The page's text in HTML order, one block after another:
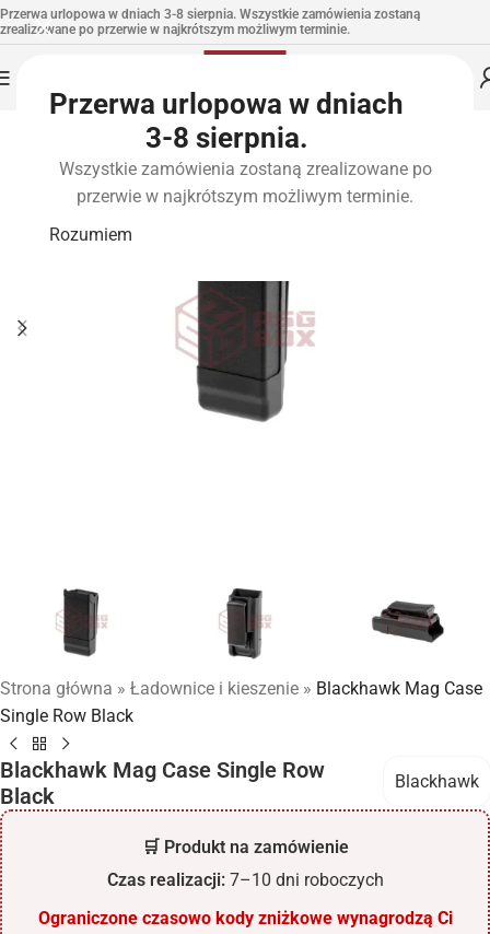
Przerwa urlopowa w dniach
3-8 sierpnia.
Wszystkie zamówienia zostaną zrealizowane po
przerwie w najkrótszym możliwym terminie.
Rozumiem
Przerwa urlopowa w dniach 3-8 sierpnia. Wszystkie zamówienia zostaną
zrealizowane po przerwie w najkrótszym możliwym terminie.
Strona główna » Ładownice i kieszenie » Blackhawk Mag Case
Single Row Black
Blackhawk Mag Case Single Row
Black
Blackhawk
🛒 Produkt na zamówienie
Czas realizacji:7–10 dni roboczych
Ograniczone czasowo kody zniżkowe wynagrodzą Ci